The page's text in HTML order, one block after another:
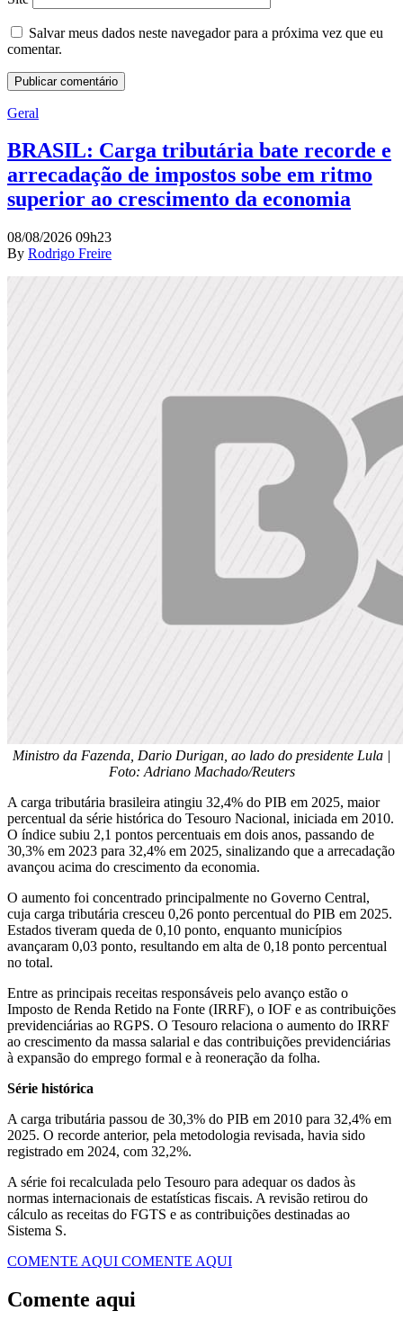
Salvar meus dados neste navegador para a próxima vez que eu
comentar.
Geral
BRASIL: Carga tributária bate recorde e
arrecadação de impostos sobe em ritmo
superior ao crescimento da economia
08/08/2026 09h23
By Rodrigo Freire
Ministro da Fazenda, Dario Durigan, ao lado do presidente Lula |
Foto: Adriano Machado/Reuters
A carga tributária brasileira atingiu 32,4% do PIB em 2025, maior
percentual da série histórica do Tesouro Nacional, iniciada em 2010.
O índice subiu 2,1 pontos percentuais em dois anos, passando de
30,3% em 2023 para 32,4% em 2025, sinalizando que a arrecadação
avançou acima do crescimento da economia.
O aumento foi concentrado principalmente no Governo Central,
cuja carga tributária cresceu 0,26 ponto percentual do PIB em 2025.
Estados tiveram queda de 0,10 ponto, enquanto municípios
avançaram 0,03 ponto, resultando em alta de 0,18 ponto percentual
no total.
Entre as principais receitas responsáveis pelo avanço estão o
Imposto de Renda Retido na Fonte (IRRF), o IOF e as contribuições
previdenciárias ao RGPS. O Tesouro relaciona o aumento do IRRF
ao crescimento da massa salarial e das contribuições previdenciárias
à expansão do emprego formal e à reoneração da folha.
Série histórica
A carga tributária passou de 30,3% do PIB em 2010 para 32,4% em
2025. O recorde anterior, pela metodologia revisada, havia sido
registrado em 2024, com 32,2%.
A série foi recalculada pelo Tesouro para adequar os dados às
normas internacionais de estatísticas fiscais. A revisão retirou do
cálculo as receitas do FGTS e as contribuições destinadas ao
Sistema S.
COMENTE AQUI COMENTE AQUI
Comente aqui